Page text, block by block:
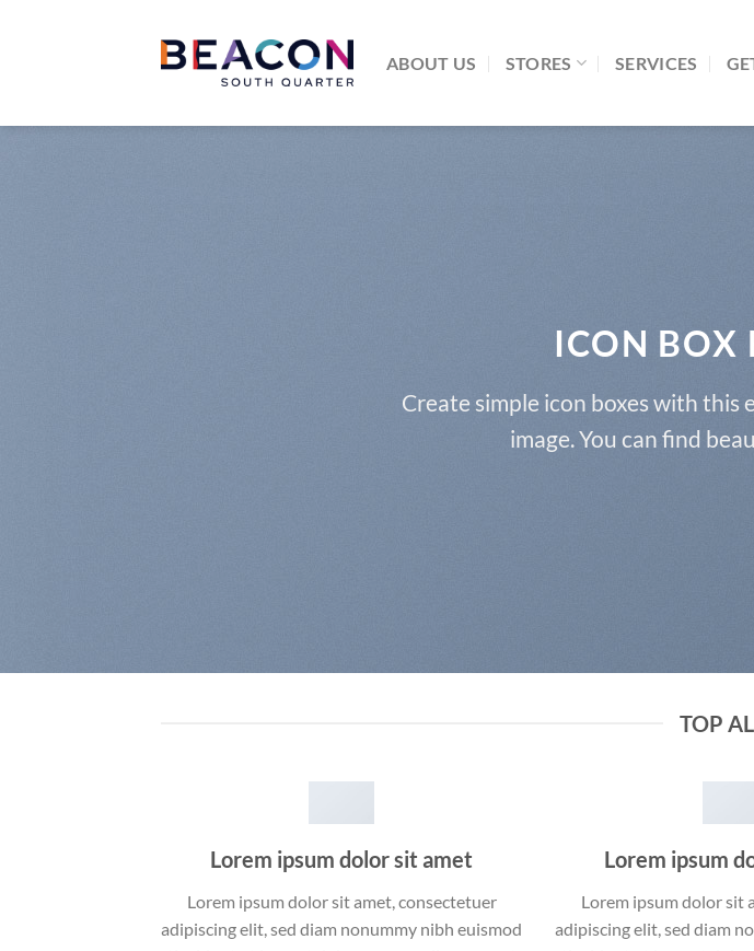
ABOUT US STORES SERVICES
ICON BOX
Create simple icon boxes with this
image. You can find
TOP
Lorem ipsum dolor sit amet
Lorem ipsum dolor sit amet, consectetuer
adipiscing elit, sed diam nonummy nibh euismod
Lorem ipsum
Lorem ipsum dolor sit
adipiscing elit, sed diam